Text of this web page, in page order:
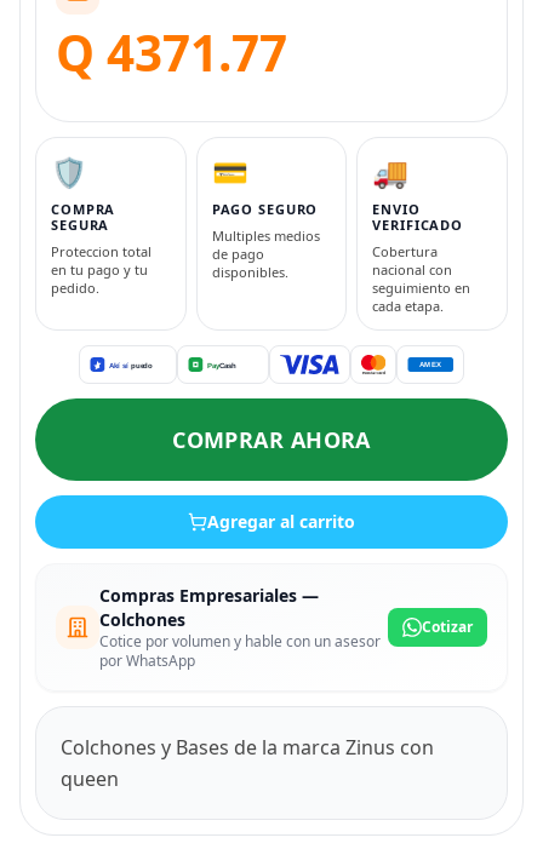
Q 4371.77
🛡️
COMPRA
SEGURA
Proteccion total
en tu pago y tu
pedido.
💳
PAGO SEGURO
Multiples medios
de pago
disponibles.
🚚
ENVIO
VERIFICADO
Cobertura
nacional con
seguimiento en
cada etapa.
COMPRAR AHORA
Agregar al carrito
Compras Empresariales —
Colchones
Cotice por volumen y hable con un asesor
por WhatsApp
Cotizar
Colchones y Bases de la marca Zinus con
queen